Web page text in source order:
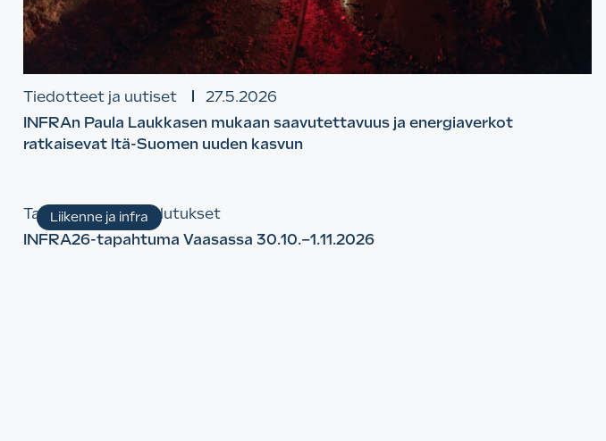
Tiedotteet ja uutiset
27.5.2026
INFRAn Paula Laukkasen mukaan saavutettavuus ja energiaverkot
ratkaisevat Itä-Suomen uuden kasvun
Tapahtumat ja koulutukset
INFRA26-tapahtuma Vaasassa 30.10.–1.11.2026
Liikenne ja infra